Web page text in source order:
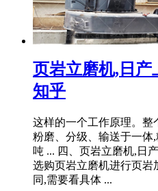
页岩立磨机,日产
知乎
这样的一个工作原理。整
粉磨、分级、输送于一体
吨 ... 四、页岩立磨机,日
选购页岩立磨机进行页岩
同,需要看具体 ...